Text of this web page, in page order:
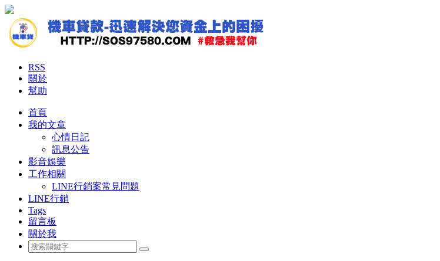
RSS
關於
幫助
首頁
我的文章
心情日記
訊息公告
影音娛樂
工作相關
LINE行銷案常見問題
LINE行銷
Tags
留言板
關於我